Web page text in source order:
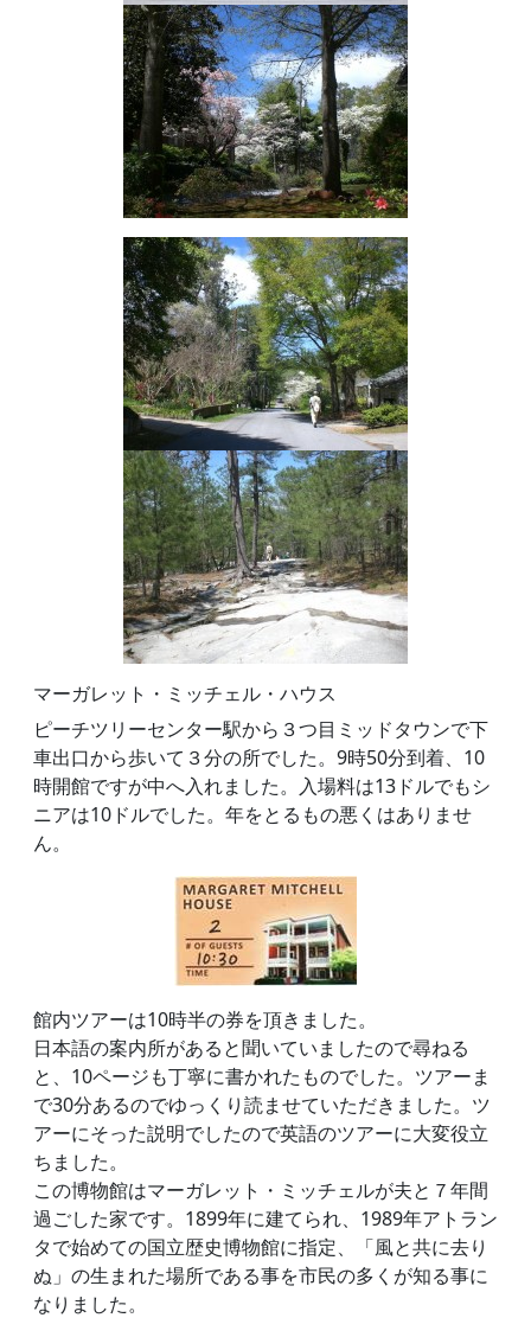
マーガレット・ミッチェル・ハウス
ピーチツリーセンター駅から３つ目ミッドタウンで下
車出口から歩いて３分の所でした。9時50分到着、10
時開館ですが中へ入れました。入場料は13ドルでもシ
ニアは10ドルでした。年をとるもの悪くはありませ
ん。
館内ツアーは10時半の券を頂きました。
日本語の案内所があると聞いていましたので尋ねる
と、10ページも丁寧に書かれたものでした。ツアーま
で30分あるのでゆっくり読ませていただきました。ツ
アーにそった説明でしたので英語のツアーに大変役立
ちました。
この博物館はマーガレット・ミッチェルが夫と７年間
過ごした家です。1899年に建てられ、1989年アトラン
タで始めての国立歴史博物館に指定、「風と共に去り
ぬ」の生まれた場所である事を市民の多くが知る事に
なりました。